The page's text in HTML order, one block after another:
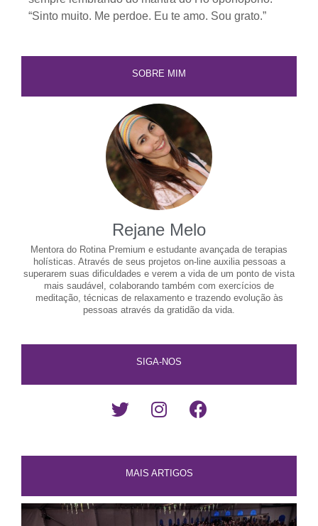
“Sinto muito. Me perdoe. Eu te amo. Sou grato.”
SOBRE MIM
Rejane Melo
Mentora do Rotina Premium e estudante avançada de terapias
holísticas. Através de seus projetos on-line auxilia pessoas a
superarem suas dificuldades e verem a vida de um ponto de vista
mais saudável, colaborando também com exercícios de
meditação, técnicas de relaxamento e trazendo evolução às
pessoas através da gratidão da vida.
SIGA-NOS
MAIS ARTIGOS